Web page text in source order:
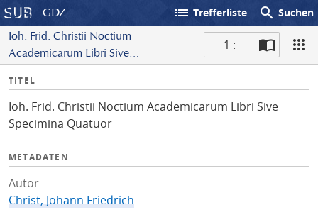
GDZ list Trefferliste search Suchen
Ioh. Frid. Christii Noctium
Academicarum Libri Sive
1 :
I
f
o
TITEL
Ioh. Frid. Christii Noctium Academicarum Libri Sive
Specimina Quatuor
METADATEN
Autor
Christ, Johann Friedrich